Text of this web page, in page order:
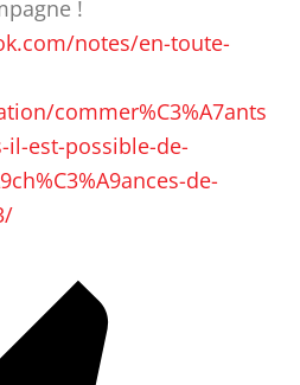
!
notes/en-toute-
commer%C3%A7ants
est-possible-de-
de-